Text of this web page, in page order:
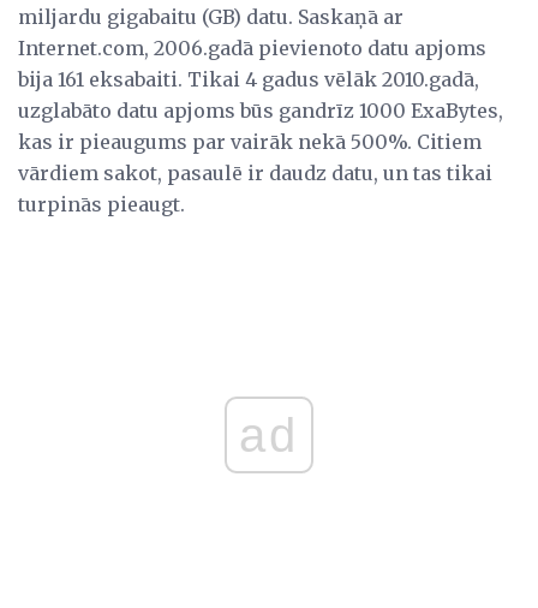
miljardu gigabaitu (GB) datu. Saskaņā ar
Internet.com, 2006.gadā pievienoto datu apjoms
bija 161 eksabaiti. Tikai 4 gadus vēlāk 2010.gadā,
uzglabāto datu apjoms būs gandrīz 1000 ExaBytes,
kas ir pieaugums par vairāk nekā 500%. Citiem
vārdiem sakot, pasaulē ir daudz datu, un tas tikai
turpinās pieaugt.
ad